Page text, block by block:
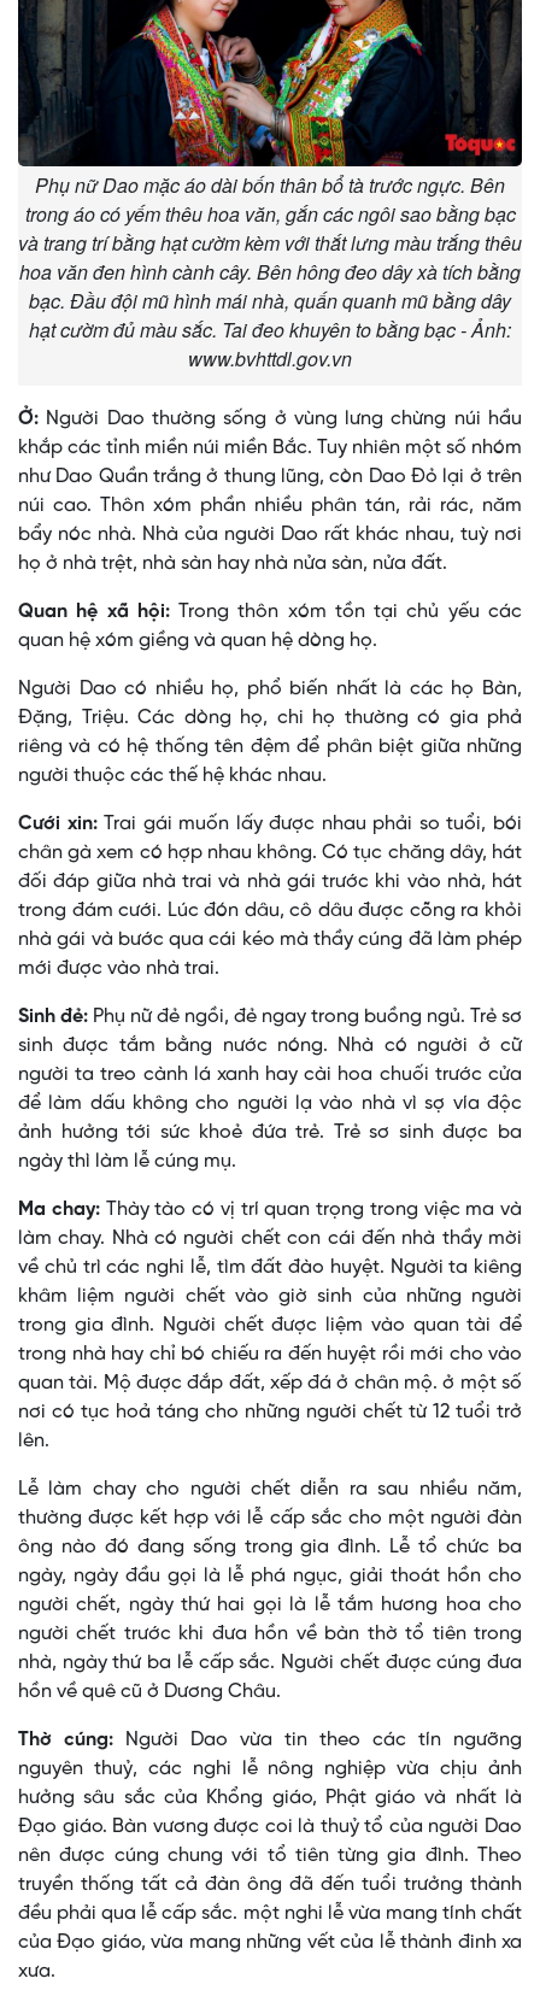
Phụ nữ Dao mặc áo dài bốn thân bổ tà trước ngực. Bên
trong áo có yếm thêu hoa văn, gắn các ngôi sao bằng bạc
và trang trí bằng hạt cườm kèm với thắt lưng màu trắng thêu
hoa văn đen hình cành cây. Bên hông đeo dây xà tích bằng
bạc. Đầu đội mũ hình mái nhà, quấn quanh mũ bằng dây
hạt cườm đủ màu sắc. Tai đeo khuyên to bằng bạc - Ảnh:
www.bvhttdl.gov.vn
Ở: Người Dao thường sống ở vùng lưng chừng núi hầu
khắp các tỉnh miền núi miền Bắc. Tuy nhiên một số nhóm
như Dao Quần trắng ở thung lũng, còn Dao Ðỏ lại ở trên
núi cao. Thôn xóm phần nhiều phân tán, rải rác, năm
bẩy nóc nhà. Nhà của người Dao rất khác nhau, tuỳ nơi
họ ở nhà trệt, nhà sàn hay nhà nửa sàn, nửa đất.
Quan hệ xã hội:Trong thôn xóm tồn tại chủ yếu các
quan hệ xóm giềng và quan hệ dòng họ.
Người Dao có nhiều họ, phổ biến nhất là các họ Bàn,
Ðặng, Triệu. Các dòng họ, chi họ thường có gia phả
riêng và có hệ thống tên đệm để phân biệt giữa những
người thuộc các thế hệ khác nhau.
Cưới xin:Trai gái muốn lấy được nhau phải so tuổi, bói
chân gà xem có hợp nhau không. Có tục chăng dây, hát
đối đáp giữa nhà trai và nhà gái trước khi vào nhà, hát
trong đám cưới. Lúc đón dâu, cô dâu được cõng ra khỏi
nhà gái và bước qua cái kéo mà thầy cúng đã làm phép
mới được vào nhà trai.
Sinh đẻ: Phụ nữ đẻ ngồi, đẻ ngay trong buồng ngủ. Trẻ sơ
sinh được tắm bằng nước nóng. Nhà có người ở cữ
người ta treo cành lá xanh hay cài hoa chuối trước cửa
để làm dấu không cho người lạ vào nhà vì sợ vía độc
ảnh hưởng tới sức khoẻ đứa trẻ. Trẻ sơ sinh được ba
ngày thì làm lễ cúng mụ.
Ma chay:Thày tào có vị trí quan trọng trong việc ma và
làm chay. Nhà có người chết con cái đến nhà thầy mời
về chủ trì các nghi lễ, tìm đất đào huyệt. Người ta kiêng
khâm liệm người chết vào giờ sinh của những người
trong gia đình. Người chết được liệm vào quan tài để
trong nhà hay chỉ bó chiếu ra đến huyệt rồi mới cho vào
quan tài. Mộ được đắp đất, xếp đá ở chân mộ. ở một số
nơi có tục hoả táng cho những người chết từ 12 tuổi trở
lên.
Lễ làm chay cho người chết diễn ra sau nhiều năm,
thường được kết hợp với lễ cấp sắc cho một người đàn
ông nào đó đang sống trong gia đình. Lễ tổ chức ba
ngày, ngày đầu gọi là lễ phá ngục, giải thoát hồn cho
người chết, ngày thứ hai gọi là lễ tắm hương hoa cho
người chết trước khi đưa hồn về bàn thờ tổ tiên trong
nhà, ngày thứ ba lễ cấp sắc. Người chết được cúng đưa
hồn về quê cũ ở Dương Châu.
Thờ cúng: Người Dao vừa tin theo các tín ngưỡng
nguyên thuỷ, các nghi lễ nông nghiệp vừa chịu ảnh
hưởng sâu sắc của Khổng giáo, Phật giáo và nhất là
Ðạo giáo. Bàn vương được coi là thuỷ tổ của người Dao
nên được cúng chung với tổ tiên từng gia đình. Theo
truyền thống tất cả đàn ông đã đến tuổi trưởng thành
đều phải qua lễ cấp sắc. một nghi lễ vừa mang tính chất
của Ðạo giáo, vừa mang những vết của lễ thành đinh xa
xưa.